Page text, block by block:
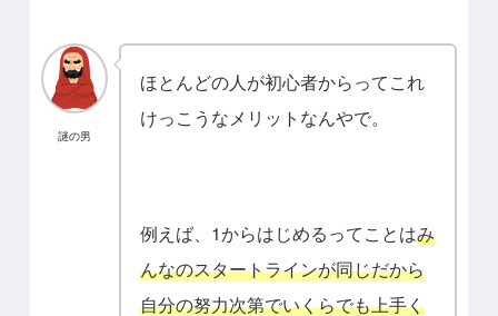
謎の男
ほとんどの人が初心者からってこれ
けっこうなメリットなんやで。
例えば、1からはじめるってことはみ
んなのスタートラインが同じだから
自分の努力次第でいくらでも上手く